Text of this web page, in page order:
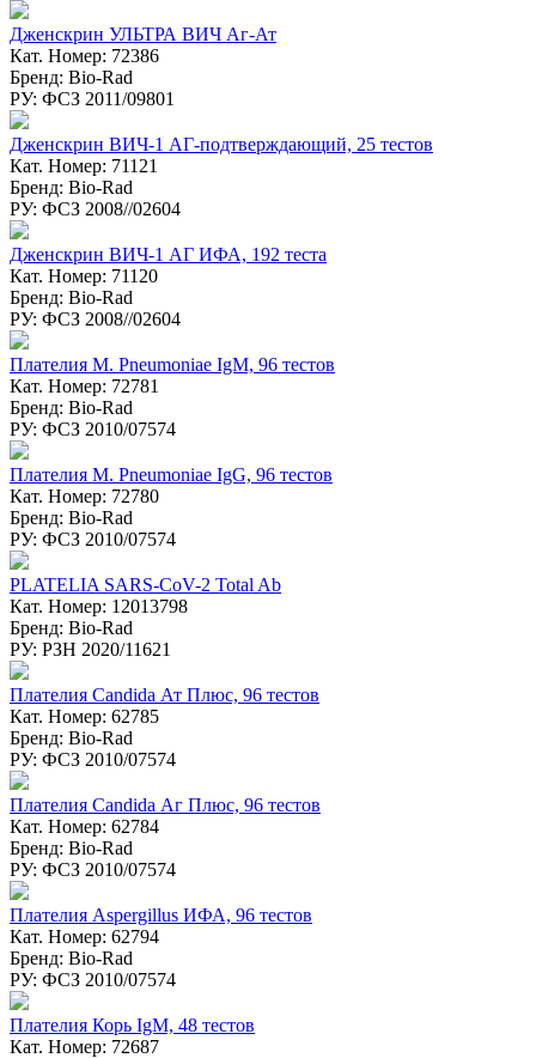
Дженскрин УЛЬТРА ВИЧ Аг-Ат
Кат. Номер: 72386
Бренд: Bio-Rad
РУ: ФСЗ 2011/09801
Дженскрин ВИЧ-1 АГ-подтверждающий, 25 тестов
Кат. Номер: 71121
Бренд: Bio-Rad
РУ: ФСЗ 2008//02604
Дженcкрин ВИЧ-1 АГ ИФА, 192 теста
Кат. Номер: 71120
Бренд: Bio-Rad
РУ: ФСЗ 2008//02604
Плателия M. Pneumoniae IgM, 96 тестов
Кат. Номер: 72781
Бренд: Bio-Rad
РУ: ФСЗ 2010/07574
Плателия M. Pneumoniae IgG, 96 тестов
Кат. Номер: 72780
Бренд: Bio-Rad
РУ: ФСЗ 2010/07574
PLATELIA SARS-CoV-2 Total Ab
Кат. Номер: 12013798
Бренд: Bio-Rad
РУ: РЗН 2020/11621
Плателия Candida Ат Плюс, 96 тестов
Кат. Номер: 62785
Бренд: Bio-Rad
РУ: ФСЗ 2010/07574
Плателия Candida Аг Плюс, 96 тестов
Кат. Номер: 62784
Бренд: Bio-Rad
РУ: ФСЗ 2010/07574
Плателия Aspergillus ИФА, 96 тестов
Кат. Номер: 62794
Бренд: Bio-Rad
РУ: ФСЗ 2010/07574
Плателия Корь IgM, 48 тестов
Кат. Номер: 72687